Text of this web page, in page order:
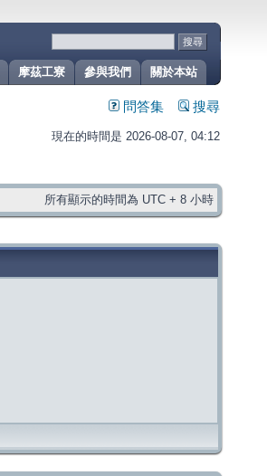
關於本站
參與我們
摩茲工寮
問答集 搜尋
現在的時間是 2026-08-07, 04:12
所有顯示的時間為 UTC + 8 小時